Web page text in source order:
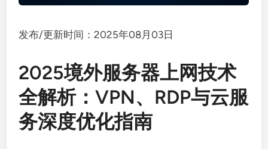
发布/更新时间：2025年08月03日
2025境外服务器上网技术
全解析：VPN、RDP与云服
务深度优化指南